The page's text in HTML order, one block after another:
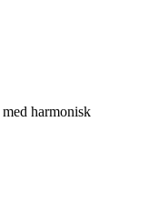
harmonisk